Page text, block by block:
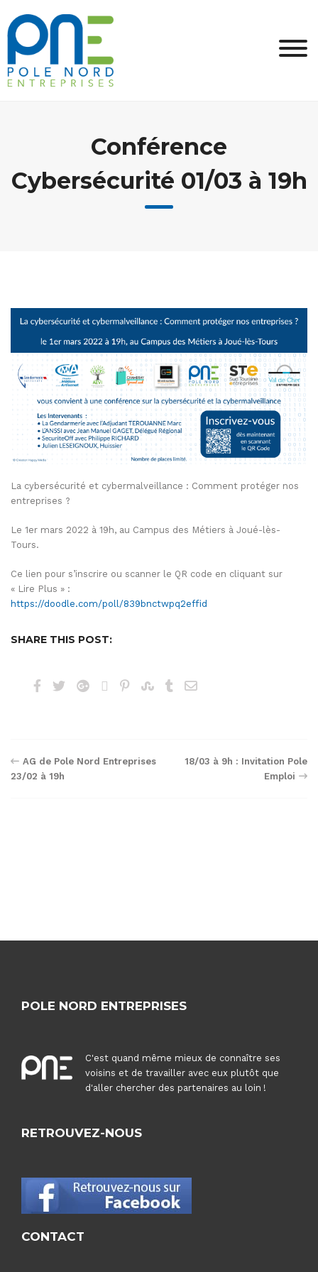
content
Conférence
Cybersécurité 01/03 à 19h
La cybersécurité et cybermalveillance : Comment protéger nos
entreprises ?
Le 1er mars 2022 à 19h, au Campus des Métiers à Joué-lès-
Tours.
Ce lien pour s’inscrire ou scanner le QR code en cliquant sur
« Lire Plus » :
https://doodle.com/poll/839bnctwpq2effid
SHARE THIS POST:
Navigation
AG de Pole Nord Entreprises
23/02 à 19h
18/03 à 9h : Invitation Pole
Emploi
POLE NORD ENTREPRISES
C'est quand même mieux de connaître ses
voisins et de travailler avec eux plutôt que
d'aller chercher des partenaires au loin !
RETROUVEZ-NOUS
CONTACT